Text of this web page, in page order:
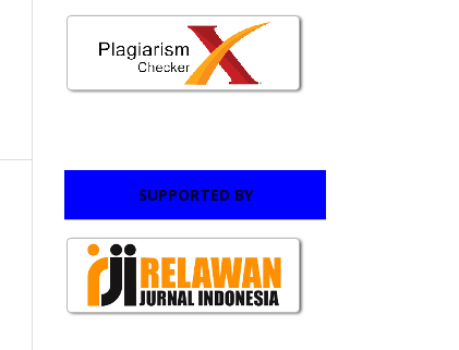
SUPPORTED BY